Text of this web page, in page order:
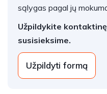
sąlygas pagal jų
Užpildykite
susisieksime.
Užpildyti formą